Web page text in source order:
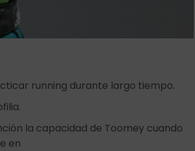
running durante largo tiempo.
la capacidad de Toomey cuando
en